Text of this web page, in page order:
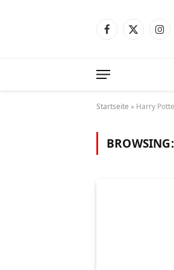
Facebook
X
Startseite » Harry
BROWSING: